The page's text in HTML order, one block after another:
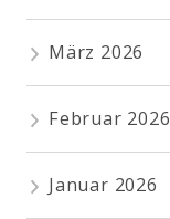
März 2026
Februar 2026
Januar 2026